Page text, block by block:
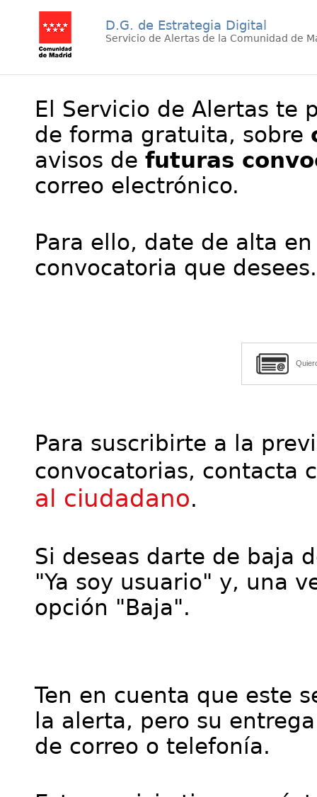
D.G. de Estrategia Digital
Servicio de Alertas de la Comunidad de
El Servicio de Alertas te
de forma gratuita, sobre
avisos de futuras
correo electrónico.
Para ello, date de alta
convocatoria que desees.
Para suscribirte a la
convocatorias, contacta
al ciudadano.
Si deseas darte de baja
"Ya soy usuario" y, una
opción "Baja".
Ten en cuenta que este
la alerta, pero su
de correo o telefonía.